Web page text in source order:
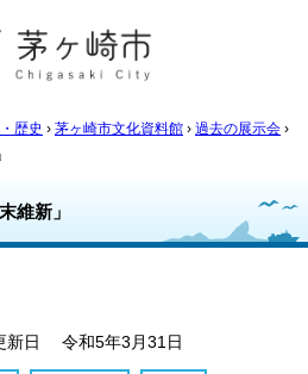
歴史 › 茅ヶ崎市文化資料館 › 過去の展示会 ›
維新」
日 令和5年3月31日